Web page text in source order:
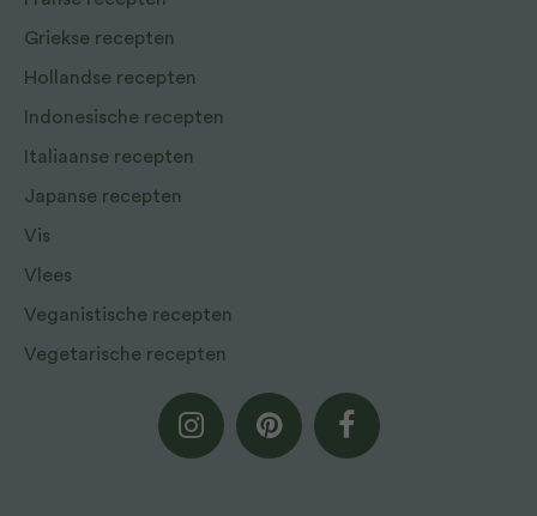
Griekse recepten
Hollandse recepten
Indonesische recepten
Italiaanse recepten
Japanse recepten
Vis
Vlees
Veganistische recepten
Vegetarische recepten